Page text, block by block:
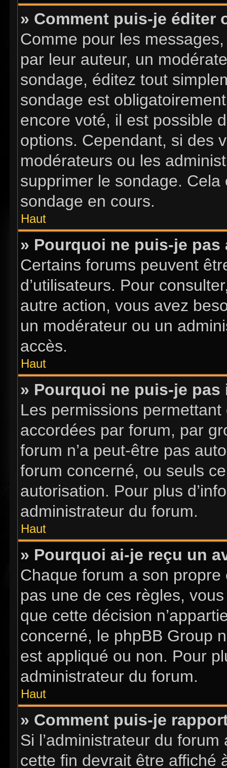
» Comment puis-je éditer
Comme pour les
par leur auteur, un
sondage, éditez tout
sondage est
encore voté, il est possible
options. Cependant, si des
modérateurs ou les
supprimer le sondage. Cela
sondage en cours.
Haut
» Pourquoi ne puis-je
Certains forums peuvent
d’utilisateurs. Pour
autre action, vous avez
un modérateur ou un
accès.
Haut
» Pourquoi ne puis-je
Les permissions
accordées par forum, par
forum n’a peut-être pas
forum concerné, ou seuls
autorisation. Pour plus
administrateur du forum.
Haut
» Pourquoi ai-je reçu un
Chaque forum a son
pas une de ces règles,
que cette décision
concerné, le phpBB Group
est appliqué ou non. Pour
administrateur du forum.
Haut
» Comment puis-je
Si l’administrateur du
cette fin devrait être affiché